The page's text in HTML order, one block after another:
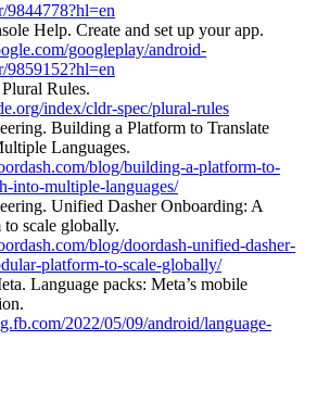
9844778?hl=en
Help. Create and set up your app.
googleplay/android-
9859152?hl=en
Rules.
index/cldr-spec/plural-rules
Building a Platform to Translate
Languages.
blog/building-a-platform-to-
into-multiple-languages/
Unified Dasher Onboarding: A
scale globally.
blog/doordash-unified-dasher-
platform-to-scale-globally/
Language packs: Meta’s mobile
2022/05/09/android/language-